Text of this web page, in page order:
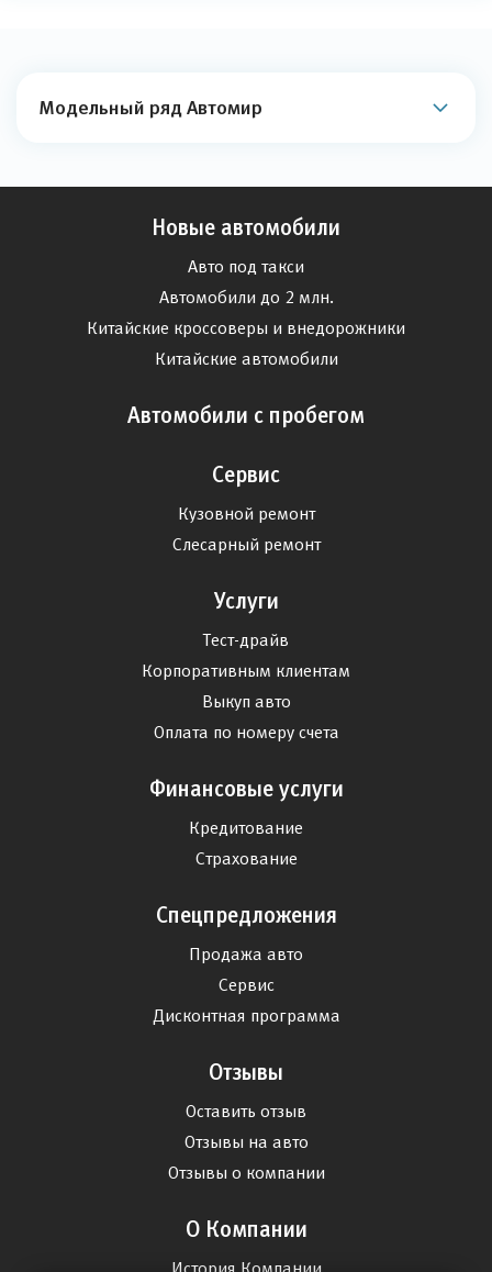
Модельный ряд Автомир
Новые автомобили
Авто под такси
Автомобили до 2 млн.
Китайские кроссоверы и внедорожники
Китайские автомобили
Автомобили с пробегом
Сервис
Кузовной ремонт
Слесарный ремонт
Услуги
Тест-драйв
Корпоративным клиентам
Выкуп авто
Оплата по номеру счета
Финансовые услуги
Кредитование
Страхование
Спецпредложения
Продажа авто
Сервис
Дисконтная программа
Отзывы
Оставить отзыв
Отзывы на авто
Отзывы о компании
О Компании
История Компании